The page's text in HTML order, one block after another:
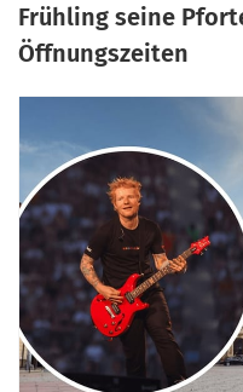
Frühling seine
Öffnungszeiten